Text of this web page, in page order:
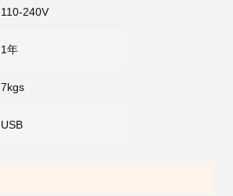
110-240V
1年
7kgs
USB